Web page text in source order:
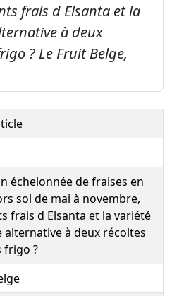
frais d Elsanta et la
à deux
? Le Fruit Belge,
échelonnée de fraises en
sol de mai à novembre,
frais d Elsanta et la variété
alternative à deux récoltes
frigo ?